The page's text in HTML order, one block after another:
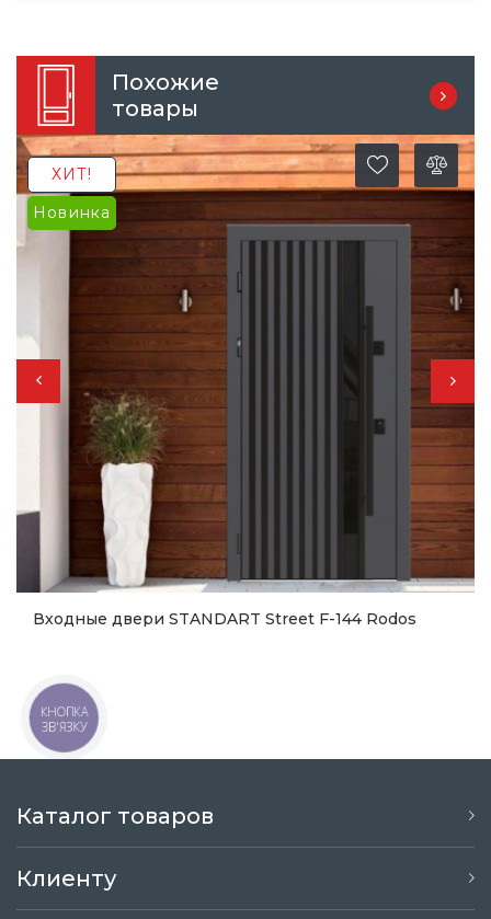
Похожие
товары
ХИТ!
Новинка
Входные двери STANDART Street F-144 Rodos
Каталог товаров
Клиенту
КНОПКА
ЗВ'ЯЗКУ